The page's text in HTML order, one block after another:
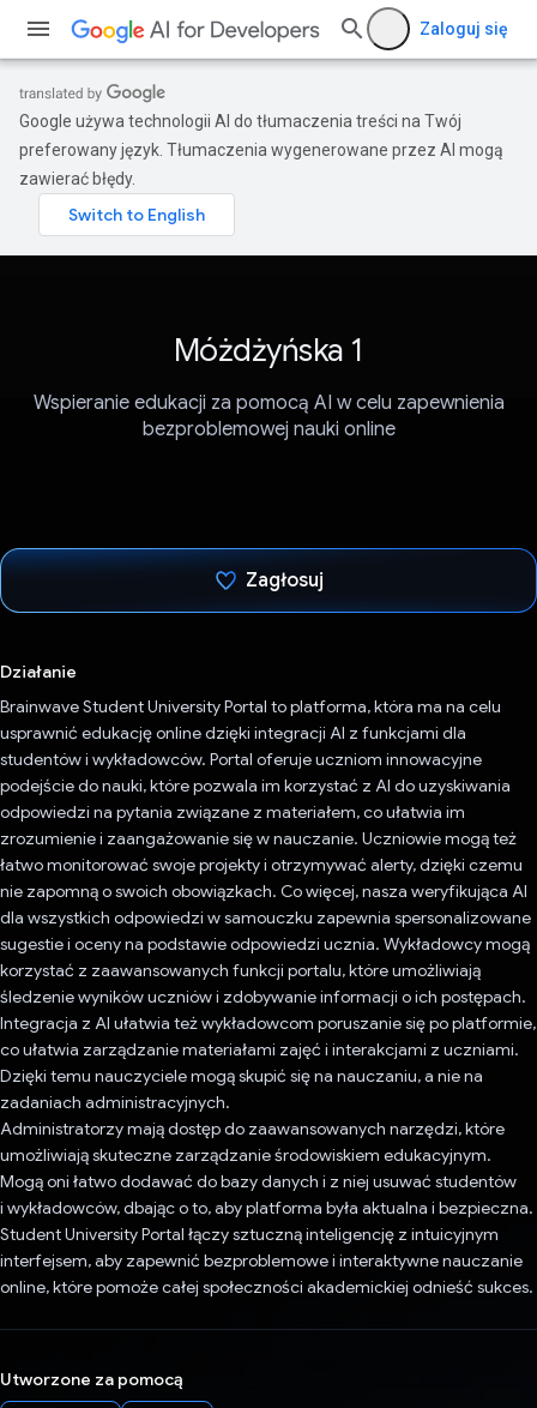
Zaloguj się
Google używa technologii AI do tłumaczenia treści na Twój
preferowany język. Tłumaczenia wygenerowane przez AI mogą
zawierać błędy.
Móżdżyńska 1
Wspieranie edukacji za pomocą AI w celu zapewnienia
bezproblemowej nauki online
Zagłosuj
Działanie
Brainwave Student University Portal to platforma, która ma na celu
usprawnić edukację online dzięki integracji AI z funkcjami dla
studentów i wykładowców. Portal oferuje uczniom innowacyjne
podejście do nauki, które pozwala im korzystać z AI do uzyskiwania
odpowiedzi na pytania związane z materiałem, co ułatwia im
zrozumienie i zaangażowanie się w nauczanie. Uczniowie mogą też
łatwo monitorować swoje projekty i otrzymywać alerty, dzięki czemu
nie zapomną o swoich obowiązkach. Co więcej, nasza weryfikująca AI
dla wszystkich odpowiedzi w samouczku zapewnia spersonalizowane
sugestie i oceny na podstawie odpowiedzi ucznia. Wykładowcy mogą
korzystać z zaawansowanych funkcji portalu, które umożliwiają
śledzenie wyników uczniów i zdobywanie informacji o ich postępach.
Integracja z AI ułatwia też wykładowcom poruszanie się po platformie,
co ułatwia zarządzanie materiałami zajęć i interakcjami z uczniami.
Dzięki temu nauczyciele mogą skupić się na nauczaniu, a nie na
zadaniach administracyjnych.
Administratorzy mają dostęp do zaawansowanych narzędzi, które
umożliwiają skuteczne zarządzanie środowiskiem edukacyjnym.
Mogą oni łatwo dodawać do bazy danych i z niej usuwać studentów
i wykładowców, dbając o to, aby platforma była aktualna i bezpieczna.
Student University Portal łączy sztuczną inteligencję z intuicyjnym
interfejsem, aby zapewnić bezproblemowe i interaktywne nauczanie
online, które pomoże całej społeczności akademickiej odnieść sukces.
Utworzone za pomocą